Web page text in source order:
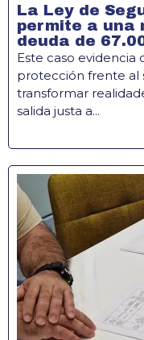
La Ley de
permite a una
deuda de
Este caso evidencia
protección frente
transformar
salida justa a...